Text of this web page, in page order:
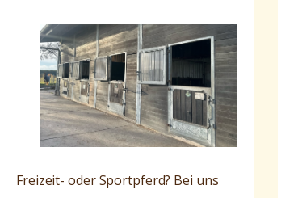
Freizeit- oder Sportpferd? Bei uns